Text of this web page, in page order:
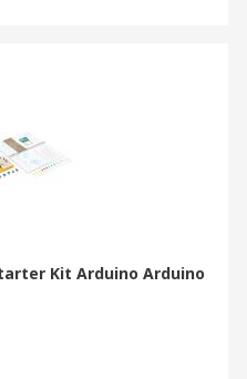
Kit Arduino Arduino